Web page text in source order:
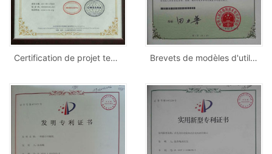
Certification de projet technologique Brevets de modèles d'utilité